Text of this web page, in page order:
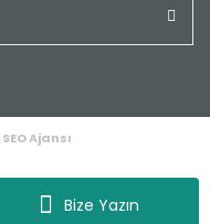
Bize Yazın
SEO Ajansı